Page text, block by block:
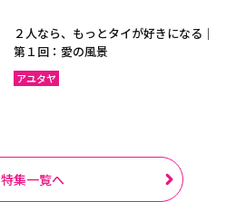
２人なら、もっとタイが好きになる｜
第１回：愛の風景
アユタヤ
特集一覧へ